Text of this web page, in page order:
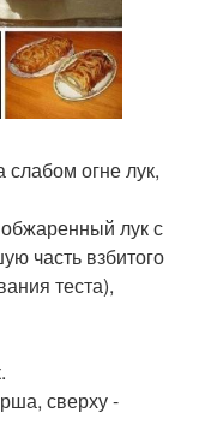
огне лук,
лук с
часть взбитого
теста),
сверху -